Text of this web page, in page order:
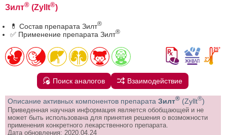
Зилт® (Zyllt®)
💊 Состав препарата Зилт®
✅ Применение препарата Зилт®
Поиск аналогов Взаимодействие
Описание активных компонентов препарата Зилт® (Zyllt®)
Приведенная научная информация является обобщающей и не
может быть использована для принятия решения о возможности
применения конкретного лекарственного препарата.
Дата обновления: 2020.04.24